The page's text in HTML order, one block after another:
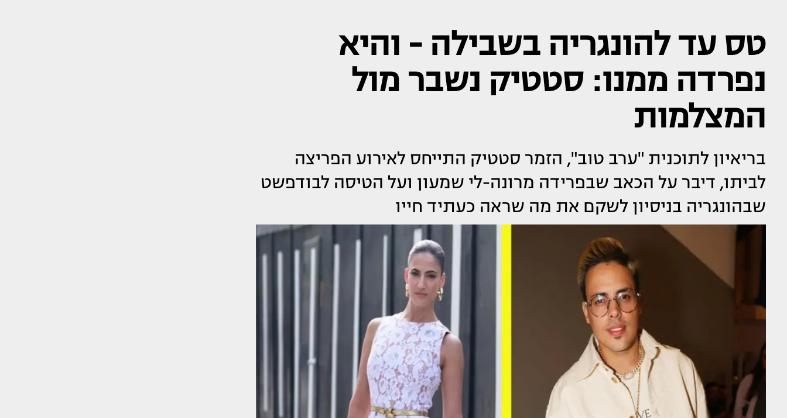
טס עד להונגריה בשבילה - והיא
נפרדה ממנו: סטטיק נשבר מול
המצלמות
בריאיון לתוכנית "ערב טוב", הזמר סטטיק התייחס לאירוע הפריצה
לביתו, דיבר על הכאב שבפרידה מרונה-לי שמעון ועל הטיסה לבודפשט
שבהונגריה בניסיון לשקם את מה שראה כעתיד חייו